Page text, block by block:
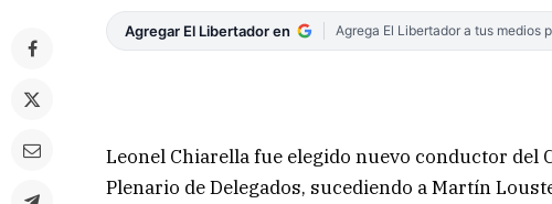
Agregar El Libertador en Agrega El Libertador a tus medios
Leonel Chiarella fue elegido nuevo conductor del
Plenario de Delegados, sucediendo a Martín